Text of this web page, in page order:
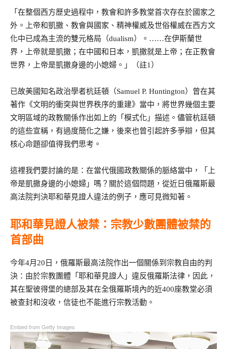
「在整個西方歷史過程中，教會和許多教堂首次存在於國家之
外。上帝和凱撒、教會與國家、精神權威及世俗權威在西方文
化中已成為主流的雙元格局（dualism）。……在伊斯蘭世
界，上帝就是凱撒；在中國和日本，凱撒就是上帝；在正教會
世界，上帝是凱撒身邊的小媳婦。」（註1）
已故美國知名政治學者杭廷頓（Samuel P. Huntington）曾在其
著作《文明的衝突與世界秩序的重建》當中，將世界幾個主要
文明區域的政教關係作出如上的「模式化」描述。儘管杭廷頓
的這些宣稱，有過度簡化之嫌，後來也曾引起許多爭辯，但其
核心命題卻值得我們思考。
這裡我們要討論的是：在當代俄國政教關係的脈絡當中，「上
帝是凱撒身邊的小媳婦」嗎？關於這個問題，從近日俄羅斯最
高法院判決耶和華見證人違法的例子，應可見微知著。
耶和華見證人被禁：宗教少數團體被禁的
首部曲
今年4月20日，俄羅斯最高法院作出一個關係到宗教自由的判
決：由於宗教團體「耶和華見證人」違反俄羅斯法律，因此，
其在聖彼得堡的總部及其在全俄羅斯境內的近400座教堂必須
被查封和沒收，信徒也不能進行宗教活動。
Embed from Getty Images